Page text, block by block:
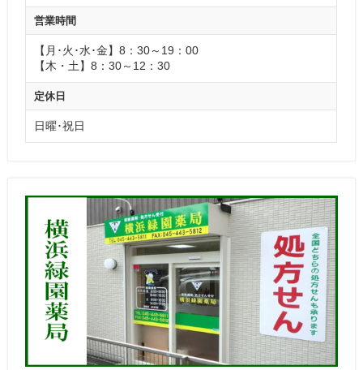
営業時間
【月･火･水･金】8：30～19：00
【木・土】8：30～12：30
定休日
日曜･祝日